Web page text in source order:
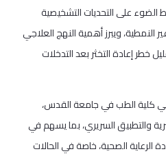
الضوء على التحديات التشخيصية
النمطية، ويبرز أهمية النهج العلاجي
خطر إعادة التخثر بعد التدخلات
كلية الطب في جامعة القدس،
والتطبيق السريري، بما يسهم في
الصحية، خاصة في الحالات